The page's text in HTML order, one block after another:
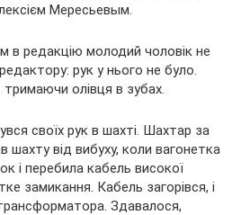
Мересьевым.
в редакцію молодий чоловік не
рук у нього не було.
олівця в зубах.
своїх рук в шахті. Шахтар за
шахту від вибуху, коли вагонетка
і перебила кабель високої
замикання. Кабель загорівся, і
Здавалося,